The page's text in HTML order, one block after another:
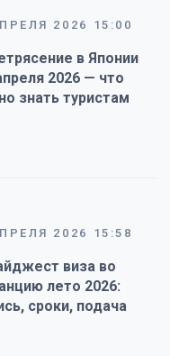
2026 15:00
в Японии
2026 — что
знать туристам
2026 15:58
виза во
лето 2026:
сроки, подача